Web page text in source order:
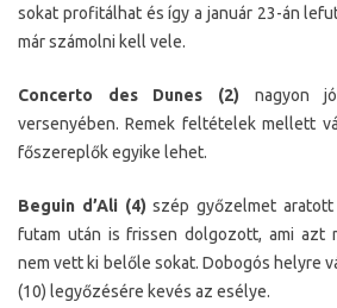
sokat profitálhat és így a január 23-án
már számolni kell vele.
Concerto des Dunes (2) nagyon
versenyében. Remek feltételek mellett
főszereplők egyike lehet.
Beguin d’Ali (4) szép győzelmet
futam után is frissen dolgozott, ami azt
nem vett ki belőle sokat. Dobogós helyre
(10) legyőzésére kevés az esélye.